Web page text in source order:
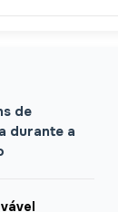
de
durante a